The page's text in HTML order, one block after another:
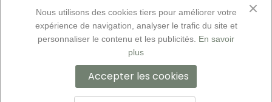
Rue des genets
12A, L-8131
Facebook
Mentions légales
CGV
Nous utilisons des cookies tiers pour améliorer votre
expérience de navigation, analyser le trafic du site et
personnaliser le contenu et les publicités. En savoir
plus
Accepter les cookies